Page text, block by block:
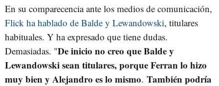
En su comparecencia ante los medios de comunicación,
Flick ha hablado de Balde y Lewandowski, titulares
habituales. Y ha expresado que tiene dudas.
Demasiadas. "De inicio no creo que Balde y
Lewandowski sean titulares, porque Ferran lo hizo
muy bien y Alejandro es lo mismo. También podría